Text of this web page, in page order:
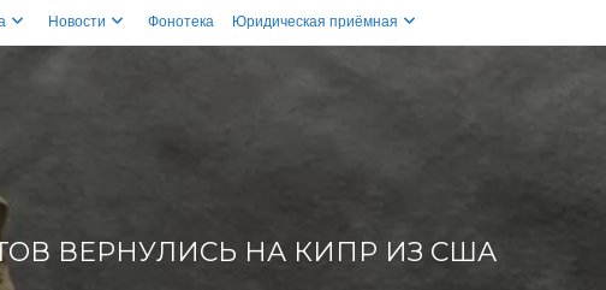
Новости Фонотека Юридическая приёмная
ВЕРНУЛИСЬ НА КИПР ИЗ США